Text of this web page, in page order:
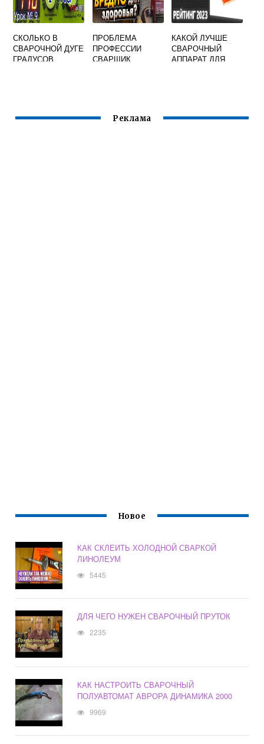
СКОЛЬКО В
СВАРОЧНОЙ ДУГЕ
ГРАДУСОВ
ПРОБЛЕМА
ПРОФЕССИИ
СВАРЩИК
КАКОЙ ЛУЧШЕ
СВАРОЧНЫЙ
АППАРАТ ДЛЯ
Реклама
Новое
КАК СКЛЕИТЬ ХОЛОДНОЙ СВАРКОЙ
ЛИНОЛЕУМ
5445
ДЛЯ ЧЕГО НУЖЕН СВАРОЧНЫЙ ПРУТОК
2235
КАК НАСТРОИТЬ СВАРОЧНЫЙ
ПОЛУАВТОМАТ АВРОРА ДИНАМИКА 2000
9969